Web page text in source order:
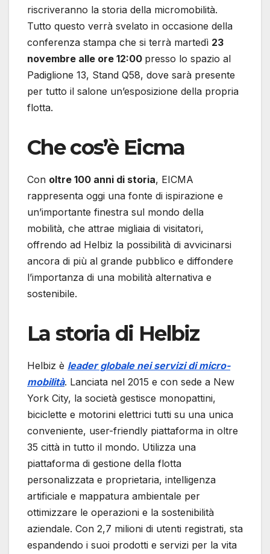
riscriveranno la storia della micromobilità.
Tutto questo verrà svelato in occasione della
conferenza stampa che si terrà martedì 23
novembre alle ore 12:00 presso lo spazio al
Padiglione 13, Stand Q58, dove sarà presente
per tutto il salone un’esposizione della propria
flotta.
Che cos’è Eicma
Con oltre 100 anni di storia, EICMA
rappresenta oggi una fonte di ispirazione e
un’importante finestra sul mondo della
mobilità, che attrae migliaia di visitatori,
offrendo ad Helbiz la possibilità di avvicinarsi
ancora di più al grande pubblico e diffondere
l’importanza di una mobilità alternativa e
sostenibile.
La storia di Helbiz
Helbiz è leader globale nei servizi di micro-
mobilità. Lanciata nel 2015 e con sede a New
York City, la società gestisce monopattini,
biciclette e motorini elettrici tutti su una unica
conveniente, user-friendly piattaforma in oltre
35 città in tutto il mondo. Utilizza una
piattaforma di gestione della flotta
personalizzata e proprietaria, intelligenza
artificiale e mappatura ambientale per
ottimizzare le operazioni e la sostenibilità
aziendale. Con 2,7 milioni di utenti registrati, sta
espandendo i suoi prodotti e servizi per la vita